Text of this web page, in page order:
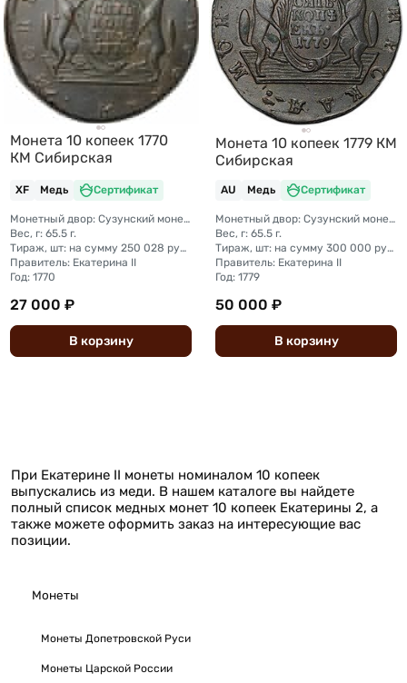
Монеты
Монеты Допетровской Руси
Монеты Царской России
Монета 10 копеек 1770
КМ Сибирская
XF Медь Сертификат
Монетный двор: Сузунский монетный двор (Сибирь)
Вес, г: 65.5 г.
Тираж, шт: на сумму 250 028 рублей 96 копеек (сумма 10 копеек + 5 копеек +2 копейки + 1 копейка + денга + полушка)
Правитель: Екатерина II
Год: 1770
27 000 ₽
В корзину
Монета 10 копеек 1779 КМ
Сибирская
AU Медь Сертификат
Монетный двор: Сузунский монетный двор (Сибирь)
Вес, г: 65.5 г.
Тираж, шт: на сумму 300 000 рублей (сумма 10 копеек + 5 копеек +2 копейки + 1 копейка + денга + полушка)
Правитель: Екатерина II
Год: 1779
50 000 ₽
В корзину
При Екатерине II монеты номиналом 10 копеек
выпускались из меди. В нашем каталоге вы найдете
полный список медных монет 10 копеек Екатерины 2, а
также можете оформить заказ на интересующие вас
позиции.